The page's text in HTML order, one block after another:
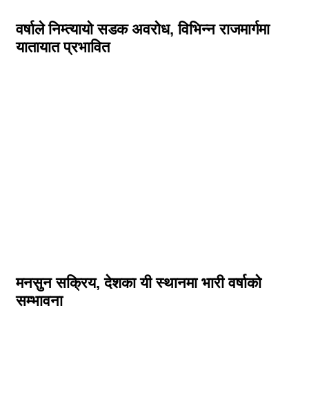
वर्षाले निम्त्यायो सडक अवरोध, विभिन्न राजमार्गमा
यातायात प्रभावित
मनसुन सक्रिय, देशका यी स्थानमा भारी वर्षाको
सम्भावना